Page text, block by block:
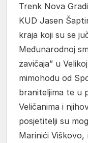
Trenk Nova
KUD Jasen
kraja koji su se
Međunarodnoj
zavičaja” u
mimohodu od
braniteljima te u
Veličanima i
posjetitelji su
Marinići